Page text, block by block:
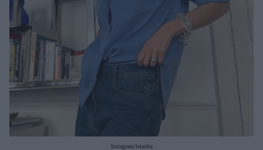
Σχέσεις & Σεξ
Fitness
Woman Power
Parenting
Πρόσωπα Instagram/leiasfez